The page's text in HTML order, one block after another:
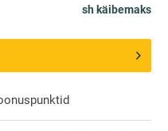
sh käibemaks